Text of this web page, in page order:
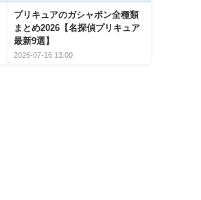
プリキュアのガシャポン全種類
まとめ2026【名探偵プリキュア
最新9選】
2026-07-16 13:00